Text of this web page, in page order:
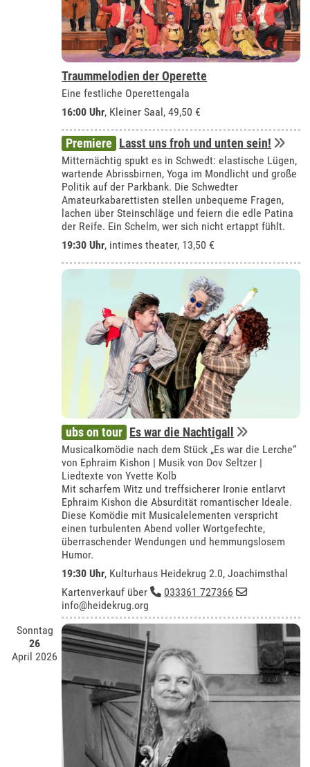
Traummelodien der Operette
Eine festliche Operettengala
16:00 Uhr, Kleiner Saal , 49,50 €
Premiere Lasst uns froh und unten sein!
Mitternächtig spukt es in Schwedt: elastische Lügen,
wartende Abrissbirnen, Yoga im Mondlicht und große
Politik auf der Parkbank. Die Schwedter
Amateurkabarettisten stellen unbequeme Fragen,
lachen über Steinschläge und feiern die edle Patina
der Reife. Ein Schelm, wer sich nicht ertappt fühlt.
19:30 Uhr, intimes theater, 13,50 €
ubs on tour Es war die Nachtigall
Musicalkomödie nach dem Stück „Es war die Lerche“
von Ephraim Kishon | Musik von Dov Seltzer |
Liedtexte von Yvette Kolb
Mit scharfem Witz und treffsicherer Ironie entlarvt
Ephraim Kishon die Absurdität romantischer Ideale.
Diese Komödie mit Musicalelementen verspricht
einen turbulenten Abend voller Wortgefechte,
überraschender Wendungen und hemmungslosem
Humor.
19:30 Uhr, Kulturhaus Heidekrug 2.0, Joachimsthal
Kartenverkauf über
033361 727366
info@heidekrug.org
Sonntag
26
April 2026